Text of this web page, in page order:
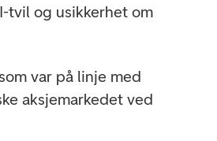
tvil og usikkerhet om
var på linje med
aksjemarkedet ved